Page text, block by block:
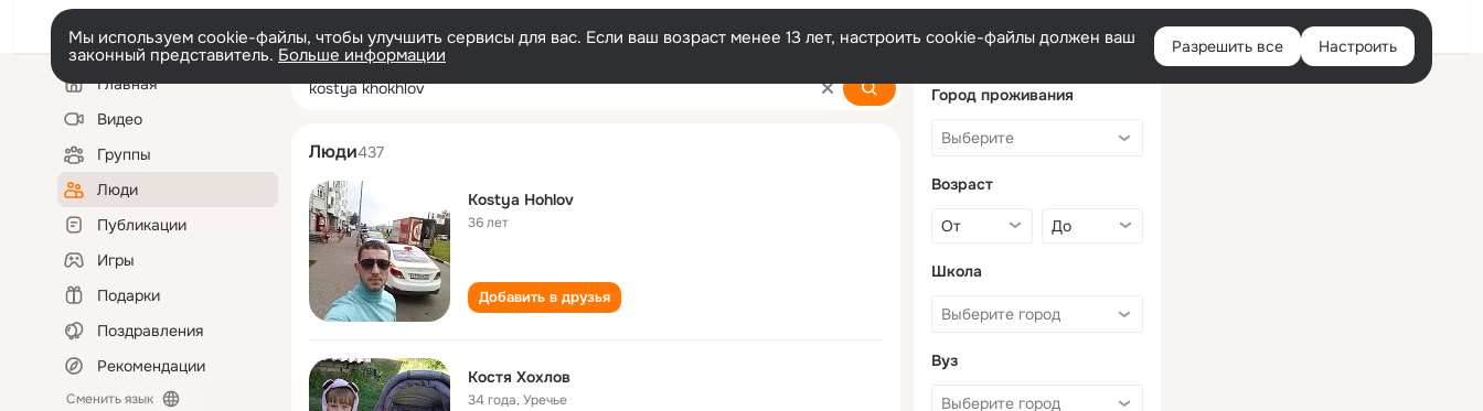
Войти
Мы используем cookie-файлы, чтобы улучшить сервисы для вас. Если ваш возраст менее 13 лет, настроить cookie-файлы должен ваш
законный представитель. Больше информации Разрешить все Настроить
Левая
колонкаГлавная
Видео
Группы
Люди
Публикации
Игры
Подарки
Поздравления
Рекомендации
Сменить язык
kostya khokhlov
Люди437
Kostya Hohlov
36 лет
Добавить в друзья
Костя Хохлов
34 года,Уречье
Город проживания
Возраст
Школа
Вуз